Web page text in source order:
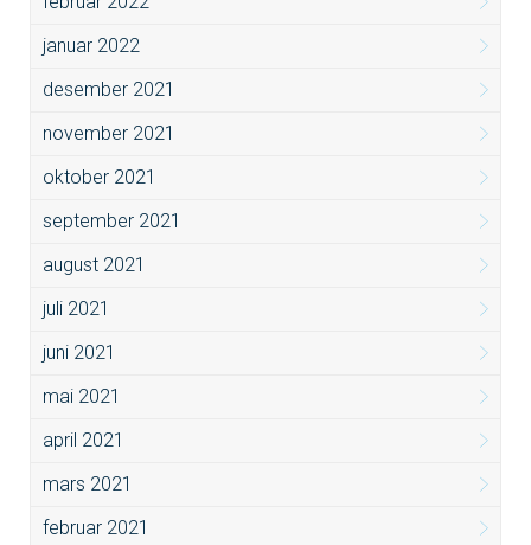
januar 2022
desember 2021
november 2021
oktober 2021
september 2021
august 2021
juli 2021
juni 2021
mai 2021
april 2021
mars 2021
februar 2021